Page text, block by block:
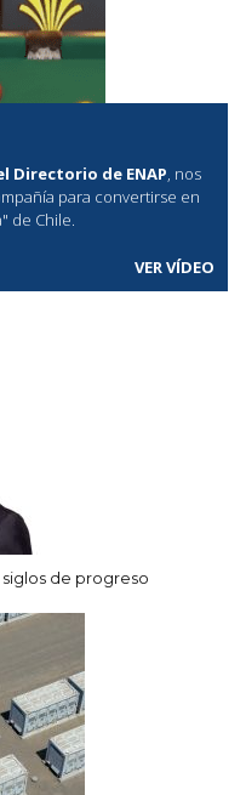
Directorio de ENAP , nos
para convertirse en
de Chile.
VER VÍDEO
de progreso